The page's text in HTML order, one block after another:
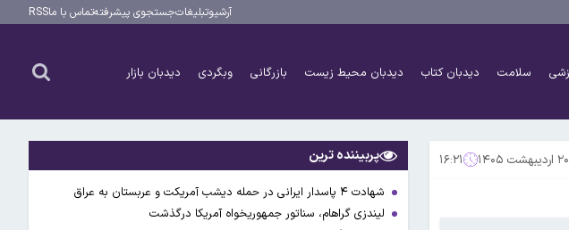
آرشیوتبلیغاتجستجوی پیشرفتهتماس با ماRSS
سلامت دیدبان کتاب دیدبان محیط زیست بازرگانی وبگردی دیدبان بازار
۲۰ اردیبهشت ۱۴۰۵ ۱۶:۲۱ پربیننده ترین
شهادت ۴ پاسدار ایرانی در حمله دیشب آمریکت و عربستان به عراق
لیندزی گراهام، سناتور جمهوریخواه آمریکا درگذشت